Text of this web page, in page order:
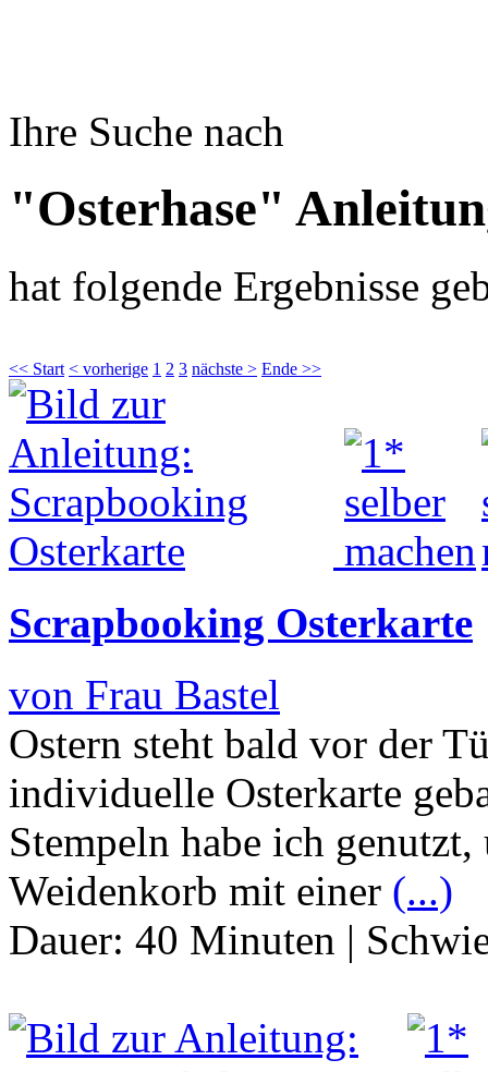
Ihre Suche nach
"Osterhase"
hat folgende Ergebnisse
<< Start < vorherige 1 2 3 nächste > Ende >>
Scrapbooking Osterkarte
von Frau Bastel
Ostern steht bald vor der
individuelle Osterkarte
Stempeln habe ich
Weidenkorb mit einer (...)
Dauer: 40 Minuten |